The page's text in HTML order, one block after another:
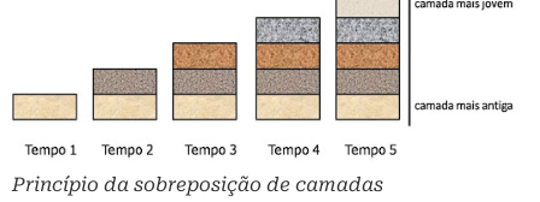
Princípio da sobreposição de camadas